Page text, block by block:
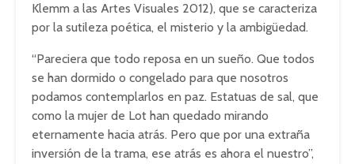
Klemm a las Artes Visuales 2012), que se caracteriza
por la sutileza poética, el misterio y la ambigüedad.
“Pareciera que todo reposa en un sueño. Que todos
se han dormido o congelado para que nosotros
podamos contemplarlos en paz. Estatuas de sal, que
como la mujer de Lot han quedado mirando
eternamente hacia atrás. Pero que por una extraña
inversión de la trama, ese atrás es ahora el nuestro”,